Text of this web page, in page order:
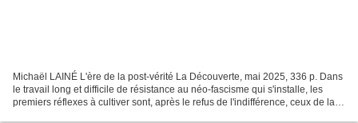
Michaël LAINÉ L'ère de la post-vérité La Découverte, mai 2025, 336 p. Dans
le travail long et difficile de résistance au néo-fascisme qui s'installe, les
premiers réflexes à cultiver sont, après le refus de l'indifférence, ceux de la